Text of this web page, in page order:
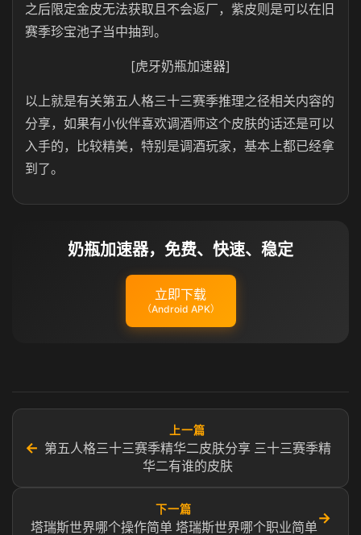
之后限定金皮无法获取且不会返厂，紫皮则是可以在旧
赛季珍宝池子当中抽到。
[虎牙奶瓶加速器]
以上就是有关第五人格三十三赛季推理之径相关内容的
分享，如果有小伙伴喜欢调酒师这个皮肤的话还是可以
入手的，比较精美，特别是调酒玩家，基本上都已经拿
到了。
奶瓶加速器，免费、快速、稳定
立即下载
（Android APK）
←
上一篇
第五人格三十三赛季精华二皮肤分享 三十三赛季精
华二有谁的皮肤
下一篇
塔瑞斯世界哪个操作简单 塔瑞斯世界哪个职业简单
→